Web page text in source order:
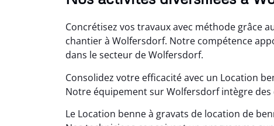
Concrétisez vos travaux avec méthode grâce
chantier à Wolfersdorf. Notre compétence
dans le secteur de Wolfersdorf.
Consolidez votre efficacité avec un Location
Notre équipement sur Wolfersdorf intègre
Le Location benne à gravats de location de